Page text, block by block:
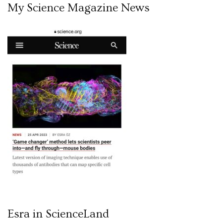
My Science Magazine News
Esra in ScienceLand